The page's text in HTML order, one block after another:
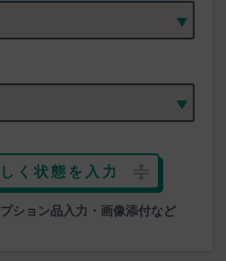
く状態を入力
ション品入力・画像添付など